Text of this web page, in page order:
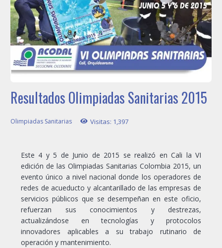
Resultados Olimpiadas Sanitarias 2015
Olimpiadas Sanitarias Visitas: 1,397
Este 4 y 5 de Junio de 2015 se realizó en Cali la VI
edición de las Olimpiadas Sanitarias Colombia 2015, un
evento único a nivel nacional donde los operadores de
redes de acueducto y alcantarillado de las empresas de
servicios públicos que se desempeñan en este oficio,
refuerzan sus conocimientos y destrezas,
actualizándose en tecnologías y protocolos
innovadores aplicables a su trabajo rutinario de
operación y mantenimiento.